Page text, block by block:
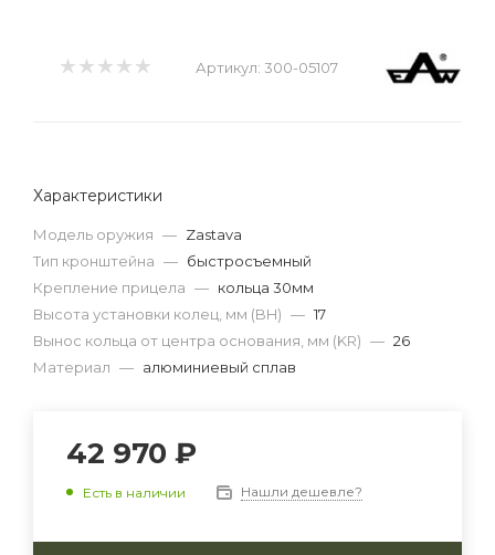
Артикул: 300-05107
Характеристики
Модель оружия — Zastava
Тип кронштейна — быстросъемный
Крепление прицела — кольца 30мм
Высота установки колец, мм (BH) — 17
Вынос кольца от центра основания, мм (KR) — 26
Материал — алюминиевый сплав
42 970 ₽
Есть в наличии Нашли дешевле?